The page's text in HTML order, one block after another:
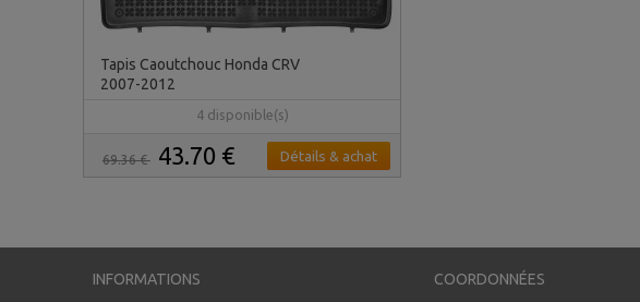
Tapis Caoutchouc Honda CRV
2007-2012
4 disponible(s)
69.36 € 43.70 € Détails & achat
INFORMATIONS COORDONNÉES